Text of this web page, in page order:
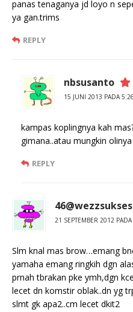
panas tenaganya jd loyo n
ya gan.trims
REPLY
nbsusanto
15 JUNI 2013 PADA
kampas koplingnya kah
gimana..atau mungkin
REPLY
21 SEPTEMBER 2012
Slm knal mas brow…emang
yamaha emang ringkih dgn
prnah tbrakan pke ymh,dgn
lecet dn komstir oblak..dn yg
slmt gk apa2..cm lecet dkit2